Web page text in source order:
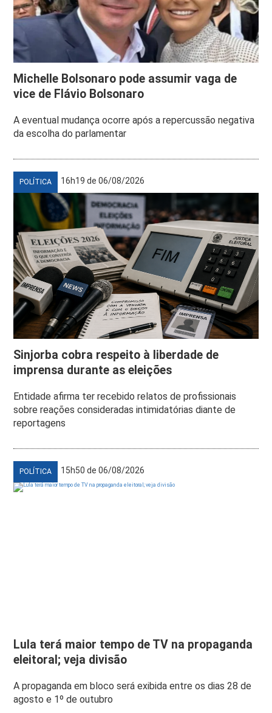
Michelle Bolsonaro pode assumir vaga de
vice de Flávio Bolsonaro
A eventual mudança ocorre após a repercussão negativa
da escolha do parlamentar
POLÍTICA 16h19 de 06/08/2026
Sinjorba cobra respeito à liberdade de
imprensa durante as eleições
Entidade afirma ter recebido relatos de profissionais
sobre reações consideradas intimidatórias diante de
reportagens
POLÍTICA 15h50 de 06/08/2026
Lula terá maior tempo de TV na propaganda
eleitoral; veja divisão
A propaganda em bloco será exibida entre os dias 28 de
agosto e 1º de outubro